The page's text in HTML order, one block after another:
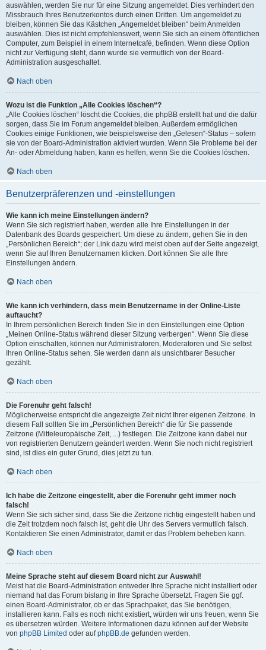
auswählen, werden Sie nur für eine Sitzung angemeldet. Dies verhindert den
Missbrauch Ihres Benutzerkontos durch einen Dritten. Um angemeldet zu
bleiben, können Sie das Kästchen „Angemeldet bleiben“ beim Anmelden
auswählen. Dies ist nicht empfehlenswert, wenn Sie sich an einem öffentlichen
Computer, zum Beispiel in einem Internetcafé, befinden. Wenn diese Option
nicht zur Verfügung steht, dann wurde sie vermutlich von der Board-
Administration ausgeschaltet.
Nach oben
Wozu ist die Funktion „Alle Cookies löschen“?
„Alle Cookies löschen“ löscht die Cookies, die phpBB erstellt hat und die dafür
sorgen, dass Sie im Forum angemeldet bleiben. Außerdem ermöglichen
Cookies einige Funktionen, wie beispielsweise den „Gelesen“-Status – sofern
sie von der Board-Administration aktiviert wurden. Wenn Sie Probleme bei der
An- oder Abmeldung haben, kann es helfen, wenn Sie die Cookies löschen.
Nach oben
Benutzerpräferenzen und -einstellungen
Wie kann ich meine Einstellungen ändern?
Wenn Sie sich registriert haben, werden alle Ihre Einstellungen in der
Datenbank des Boards gespeichert. Um diese zu ändern, gehen Sie in den
„Persönlichen Bereich“; der Link dazu wird meist oben auf der Seite angezeigt,
wenn Sie auf Ihren Benutzernamen klicken. Dort können Sie alle Ihre
Einstellungen ändern.
Nach oben
Wie kann ich verhindern, dass mein Benutzername in der Online-Liste
auftaucht?
In Ihrem persönlichen Bereich finden Sie in den Einstellungen eine Option
„Meinen Online-Status während dieser Sitzung verbergen“. Wenn Sie diese
Option einschalten, können nur Administratoren, Moderatoren und Sie selbst
Ihren Online-Status sehen. Sie werden dann als unsichtbarer Besucher
gezählt.
Nach oben
Die Forenuhr geht falsch!
Möglicherweise entspricht die angezeigte Zeit nicht Ihrer eigenen Zeitzone. In
diesem Fall sollten Sie im „Persönlichen Bereich“ die für Sie passende
Zeitzone (Mitteleuropäische Zeit, ...) festlegen. Die Zeitzone kann dabei nur
von registrierten Benutzern geändert werden. Wenn Sie noch nicht registriert
sind, ist dies ein guter Grund, dies jetzt zu tun.
Nach oben
Ich habe die Zeitzone eingestellt, aber die Forenuhr geht immer noch
falsch!
Wenn Sie sich sicher sind, dass Sie die Zeitzone richtig eingestellt haben und
die Zeit trotzdem noch falsch ist, geht die Uhr des Servers vermutlich falsch.
Kontaktieren Sie einen Administrator, damit er das Problem beheben kann.
Nach oben
Meine Sprache steht auf diesem Board nicht zur Auswahl!
Meist hat die Board-Administration entweder Ihre Sprache nicht installiert oder
niemand hat das Forum bislang in Ihre Sprache übersetzt. Fragen Sie ggf.
einen Board-Administrator, ob er das Sprachpaket, das Sie benötigen,
installieren kann. Falls es noch nicht existiert, würden wir uns freuen, wenn Sie
es übersetzen würden. Weitere Informationen dazu können auf der Website
von phpBB Limited oder aufphpBB.de gefunden werden.